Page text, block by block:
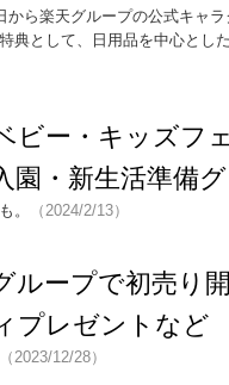
ら楽天グループの公式キャ
典として、日用品を中心とし
ビー・キッズ
園・新生活準備
。 （2024/2/13）
ループで初売
プレゼントなど
（2023/12/28）